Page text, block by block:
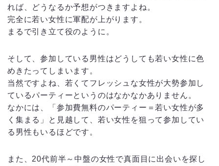
れば、どうなるか予想がつきますよね。
完全に若い女性に軍配が上がります。
まるで引き立て役のように。
そして、参加している男性はどうしても若い女性に色
めきたってしまいます。
当然ですよね、若くてフレッシュな女性が大勢参加し
ているパーティーというのはなかなかありません。
なかには、「参加費無料のパーティー＝若い女性が多
く集まる」と見越して、若い女性を狙って参加してい
る男性もいるほどです。
また、20代前半～中盤の女性で真面目に出会いを探し